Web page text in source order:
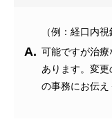
（例：経口内
A. 可能ですが治
あります。変
の事務にお伝え